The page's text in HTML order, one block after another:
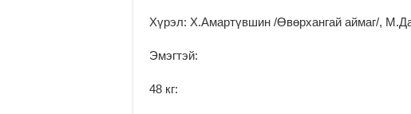
Хүрэл: Х.Амартүвшин /Өвөрхангай аймаг/,
Эмэгтэй:
48 кг: